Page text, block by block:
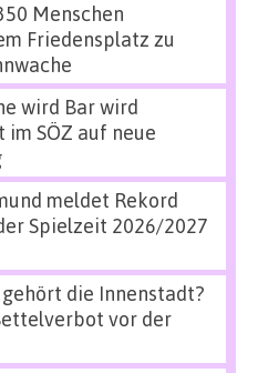
Menschen
Friedensplatz zu
wird Bar wird
im SÖZ auf neue
meldet Rekord
Spielzeit 2026/2027
die Innenstadt?
vor der